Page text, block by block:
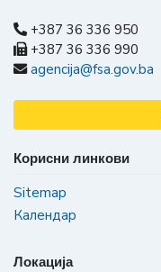
+387 36 336 950
+387 36 336 990
agencija@fsa.gov.ba
Корисни линкови
Sitemap
Календар
Локација